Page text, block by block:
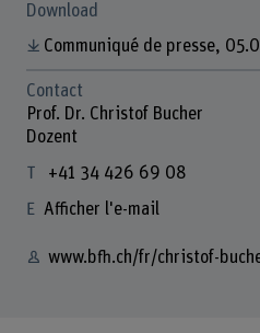
Download
Communiqué de presse,
Contact
Prof. Dr. Christof Bucher
Dozent
+41 34 426 69 08
Afficher l'e-mail
www.bfh.ch/fr/christof-